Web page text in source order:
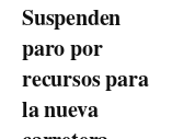
Suspenden
paro por
recursos para
la nueva